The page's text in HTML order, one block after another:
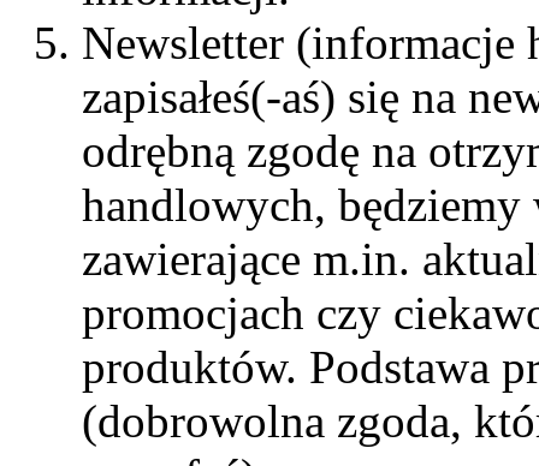
Newsletter (informacje
zapisałeś(-aś) się na
odrębną zgodę na
handlowych, będziemy
zawierające m.in.
promocjach czy
produktów. Podstawa
(dobrowolna zgoda,